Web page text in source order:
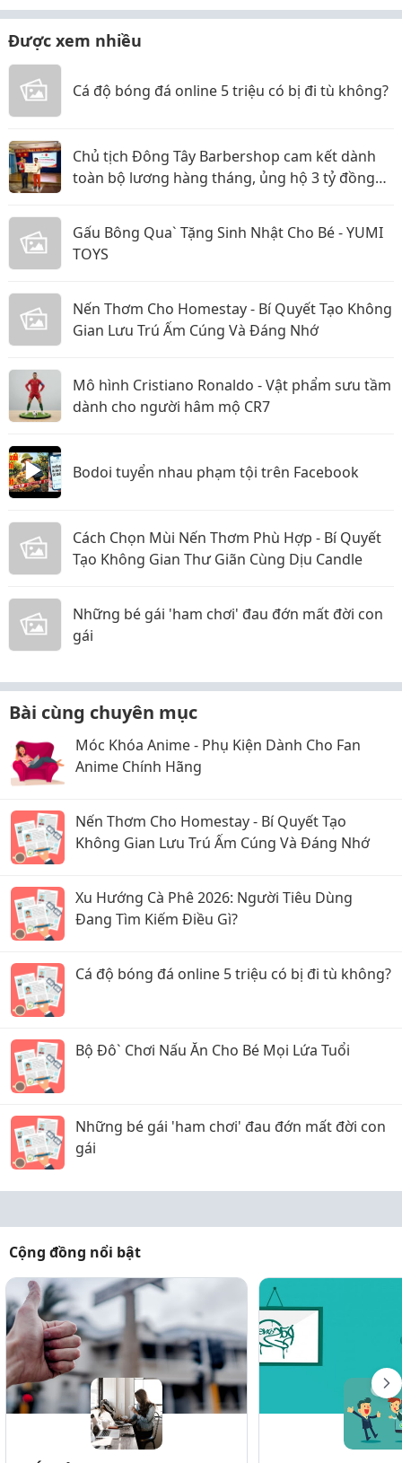
Được xem nhiều
Cá độ bóng đá online 5 triệu có bị đi tù không?
Chủ tịch Đông Tây Barbershop cam kết dành
toàn bộ lương hàng tháng, ủng hộ 3 tỷ đồng
Gấu Bông Qua` Tặng Sinh Nhật Cho Bé - YUMI
TOYS
Nến Thơm Cho Homestay - Bí Quyết Tạo Không
Gian Lưu Trú Ấm Cúng Và Đáng Nhớ
Mô hình Cristiano Ronaldo - Vật phẩm sưu tầm
dành cho người hâm mộ CR7
Bodoi tuyển nhau phạm tội trên Facebook
Cách Chọn Mùi Nến Thơm Phù Hợp - Bí Quyết
Tạo Không Gian Thư Giãn Cùng Dịu Candle
Những bé gái 'ham chơi' đau đớn mất đời con
gái
Bài cùng chuyên mục
Móc Khóa Anime - Phụ Kiện Dành Cho Fan
Anime Chính Hãng
Nến Thơm Cho Homestay - Bí Quyết Tạo
Không Gian Lưu Trú Ấm Cúng Và Đáng Nhớ
Xu Hướng Cà Phê 2026: Người Tiêu Dùng
Đang Tìm Kiếm Điều Gì?
Cá độ bóng đá online 5 triệu có bị đi tù không?
Bộ Đô` Chơi Nấu Ăn Cho Bé Mọi Lứa Tuổi
Những bé gái 'ham chơi' đau đớn mất đời con
gái
Cộng đồng nổi bật